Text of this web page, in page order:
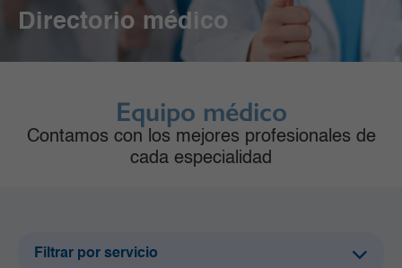
Directorio médico
Equipo médico
Contamos con los mejores profesionales de
cada especialidad
Filtrar por servicio